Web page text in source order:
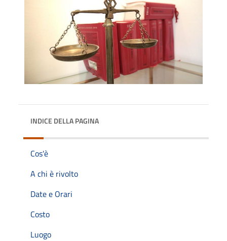
INDICE DELLA PAGINA
Cos'è
A chi è rivolto
Date e Orari
Costo
Luogo